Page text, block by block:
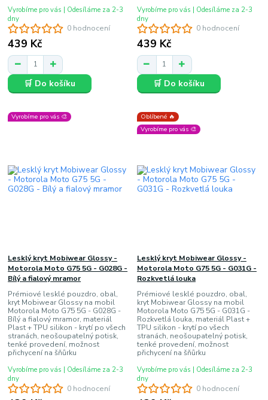
0 hodnocení
439 Kč
Vyrobíme pro vás | Odesíláme za 2-3
dny
🛒 Do košíku
0 hodnocení
439 Kč
Vyrobíme pro vás | Odesíláme za 2-3
dny
🛒 Do košíku
Vyrobíme pro vás 🎨
0 hodnocení
Lesklý kryt Mobiwear Glossy -
Motorola Moto G75 5G - G028G -
Bílý a fialový mramor
Prémiové lesklé pouzdro, obal,
kryt Mobiwear Glossy na mobil
Motorola Moto G75 5G - G028G -
Bílý a fialový mramor, materiál
Plast + TPU silikon - krytí po všech
stranách, neošoupatelný potisk,
tenké provedení, možnost
přichycení na šňůrku
Vyrobíme pro vás | Odesíláme za 2-3
dny
Oblíbené 🔥
Vyrobíme pro vás 🎨
0 hodnocení
Lesklý kryt Mobiwear Glossy -
Motorola Moto G75 5G - G031G -
Rozkvetlá louka
Prémiové lesklé pouzdro, obal,
kryt Mobiwear Glossy na mobil
Motorola Moto G75 5G - G031G -
Rozkvetlá louka, materiál Plast +
TPU silikon - krytí po všech
stranách, neošoupatelný potisk,
tenké provedení, možnost
přichycení na šňůrku
Vyrobíme pro vás | Odesíláme za 2-3
dny